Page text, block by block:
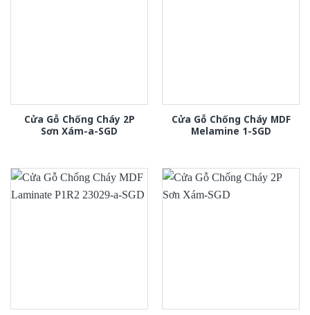
Cửa Gỗ Chống Cháy 2P
Sơn Xám-a-SGD
Cửa Gỗ Chống Cháy MDF
Melamine 1-SGD